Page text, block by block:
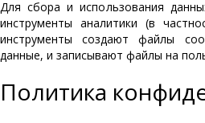
Для сбора и использования
инструменты аналитики (в
инструменты создают файлы
данные, и записывают файлы на
Политика